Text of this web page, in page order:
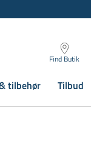
Find Butik
tilbehør Tilbud